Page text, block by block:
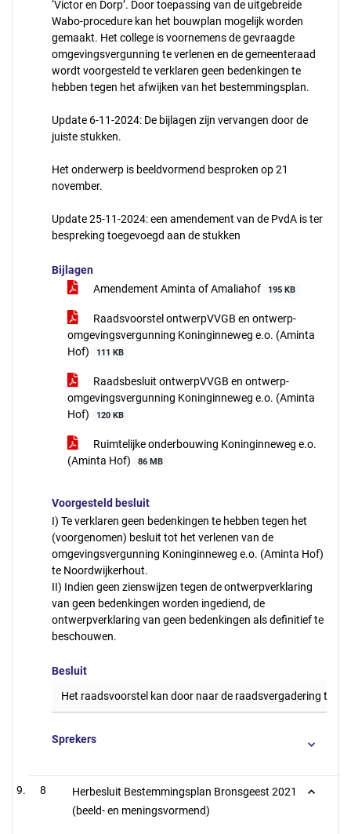
‘Victor en Dorp’. Door toepassing van de uitgebreide
Wabo-procedure kan het bouwplan mogelijk worden
gemaakt. Het college is voornemens de gevraagde
omgevingsvergunning te verlenen en de gemeenteraad
wordt voorgesteld te verklaren geen bedenkingen te
hebben tegen het afwijken van het bestemmingsplan.
Update 6-11-2024: De bijlagen zijn vervangen door de
juiste stukken.
Het onderwerp is beeldvormend besproken op 21
november.
Update 25-11-2024: een amendement van de PvdA is ter
bespreking toegevoegd aan de stukken
Bijlagen
Amendement Aminta of Amaliahof
195 KB
Raadsvoorstel ontwerpVVGB en ontwerp-
omgevingsvergunning Koninginneweg e.o. (Aminta
Hof)
111 KB
Raadsbesluit ontwerpVVGB en ontwerp-
omgevingsvergunning Koninginneweg e.o. (Aminta
Hof)
120 KB
Ruimtelijke onderbouwing Koninginneweg e.o.
(Aminta Hof)
86 MB
Voorgesteld besluit
I) Te verklaren geen bedenkingen te hebben tegen het
(voorgenomen) besluit tot het verlenen van de
omgevingsvergunning Koninginneweg e.o. (Aminta Hof)
te Noordwijkerhout.
II) Indien geen zienswijzen tegen de ontwerpverklaring
van geen bedenkingen worden ingediend, de
ontwerpverklaring van geen bedenkingen als definitief te
beschouwen.
Besluit
Het raadsvoorstel kan door naar de raadsvergadering ter
Sprekers
8
Herbesluit Bestemmingsplan Bronsgeest 2021
(beeld- en meningsvormend)